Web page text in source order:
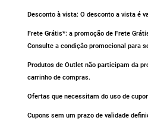
Desconto à vista: O desconto a vista é
Frete Grátis*: a promoção de Frete
Consulte a condição promocional para
Produtos de Outlet não participam da
carrinho de compras.
Ofertas que necessitam do uso de
Cupons sem um prazo de validade